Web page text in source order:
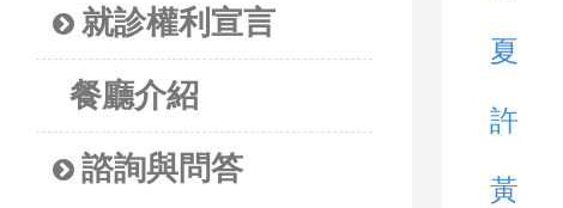
就診權利宣言
餐廳介紹
諮詢與問答
夏
許
黃